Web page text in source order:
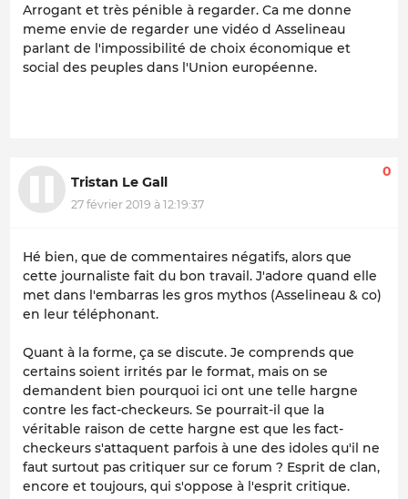
Arrogant et très pénible à regarder. Ca me donne
meme envie de regarder une vidéo d Asselineau
parlant de l'impossibilité de choix économique et
social des peuples dans l'Union européenne.
Tristan Le Gall
27 février 2019 à 12:19:37
0
Hé bien, que de commentaires négatifs, alors que
cette journaliste fait du bon travail. J'adore quand elle
met dans l'embarras les gros mythos (Asselineau & co)
en leur téléphonant.
Quant à la forme, ça se discute. Je comprends que
certains soient irrités par le format, mais on se
demandent bien pourquoi ici ont une telle hargne
contre les fact-checkeurs. Se pourrait-il que la
véritable raison de cette hargne est que les fact-
checkeurs s'attaquent parfois à une des idoles qu'il ne
faut surtout pas critiquer sur ce forum ? Esprit de clan,
encore et toujours, qui s'oppose à l'esprit critique.